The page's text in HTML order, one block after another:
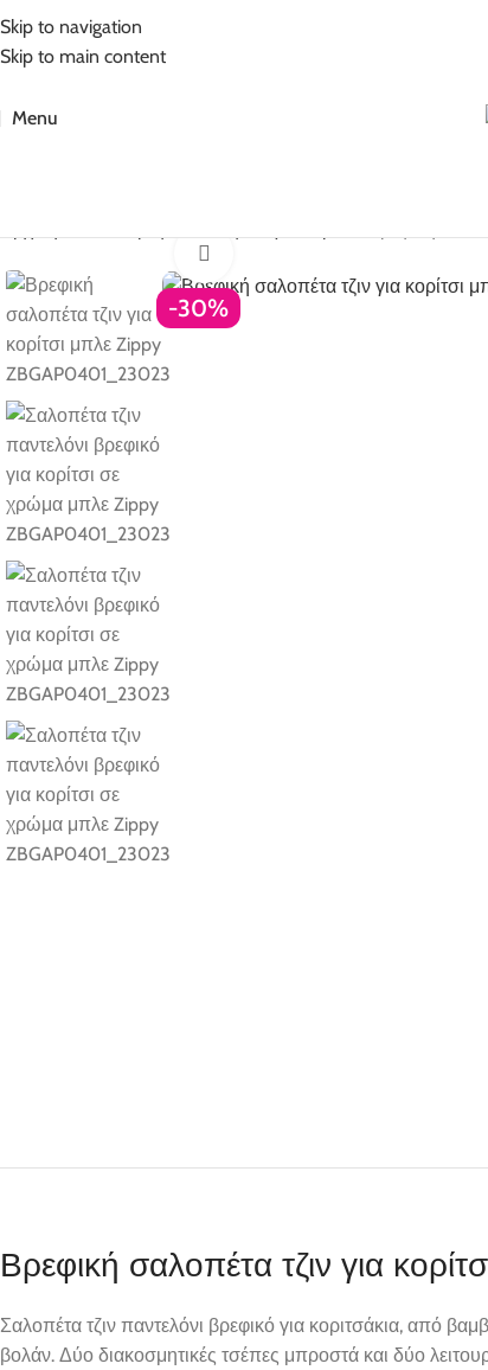
Skip to navigation
Skip to main content
Menu
-30%
Βρεφική σαλοπέτα τζιν για
Σαλοπέτα τζιν παντελόνι βρεφικό για κοριτσάκια, από
βολάν. Δύο διακοσμητικές τσέπες μπροστά και δύο
5% Επιπλέον έκπτωση για πληρωμές με κάρτα!